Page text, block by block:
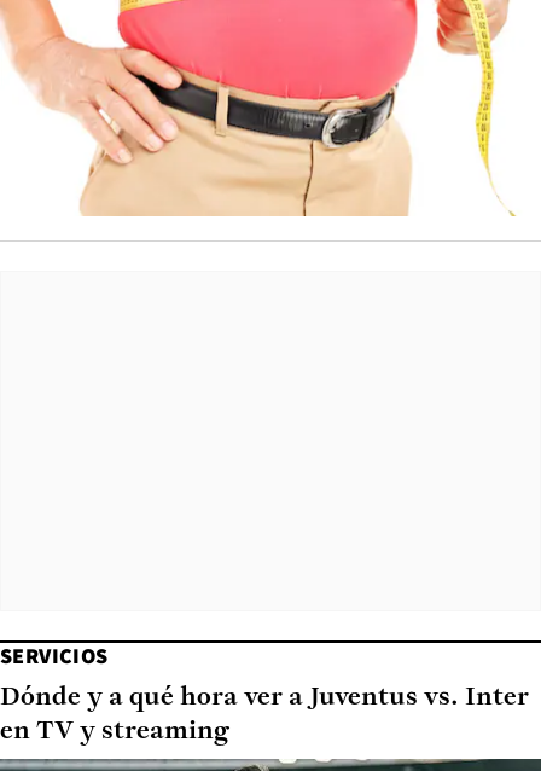
SERVICIOS
Dónde y a qué hora ver a Juventus vs. Inter
en TV y streaming